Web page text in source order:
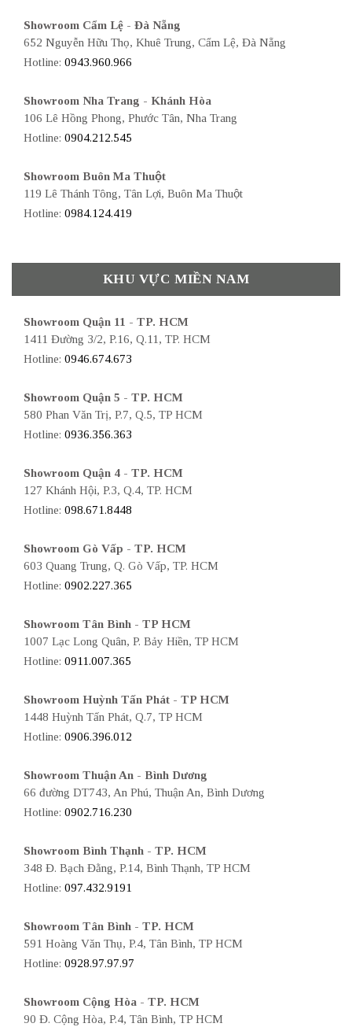
Showroom Cẩm Lệ - Đà Nẵng
652 Nguyễn Hữu Thọ, Khuê Trung, Cẩm Lệ, Đà Nẵng
Hotline: 0943.960.966
Showroom Nha Trang - Khánh Hòa
106 Lê Hồng Phong, Phước Tân, Nha Trang
Hotline: 0904.212.545
Showroom Buôn Ma Thuột
119 Lê Thánh Tông, Tân Lợi, Buôn Ma Thuột
Hotline: 0984.124.419
KHU VỰC MIỀN NAM
Showroom Quận 11 - TP. HCM
1411 Đường 3/2, P.16, Q.11, TP. HCM
Hotline: 0946.674.673
Showroom Quận 5 - TP. HCM
580 Phan Văn Trị, P.7, Q.5, TP HCM
Hotline: 0936.356.363
Showroom Quận 4 - TP. HCM
127 Khánh Hội, P.3, Q.4, TP. HCM
Hotline: 098.671.8448
Showroom Gò Vấp - TP. HCM
603 Quang Trung, Q. Gò Vấp, TP. HCM
Hotline: 0902.227.365
Showroom Tân Bình - TP HCM
1007 Lạc Long Quân, P. Bảy Hiền, TP HCM
Hotline: 0911.007.365
Showroom Huỳnh Tấn Phát - TP HCM
1448 Huỳnh Tấn Phát, Q.7, TP HCM
Hotline: 0906.396.012
Showroom Thuận An - Bình Dương
66 đường DT743, An Phú, Thuận An, Bình Dương
Hotline: 0902.716.230
Showroom Bình Thạnh - TP. HCM
348 Đ. Bạch Đằng, P.14, Bình Thạnh, TP HCM
Hotline: 097.432.9191
Showroom Tân Bình - TP. HCM
591 Hoàng Văn Thụ, P.4, Tân Bình, TP HCM
Hotline: 0928.97.97.97
Showroom Cộng Hòa - TP. HCM
90 Đ. Cộng Hòa, P.4, Tân Bình, TP HCM